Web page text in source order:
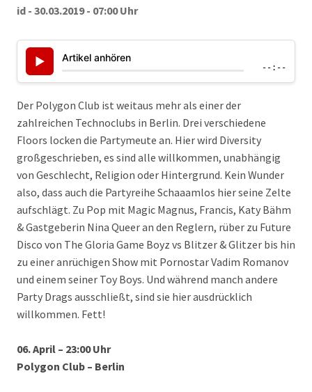
id - 30.03.2019 - 07:00 Uhr
▶ Artikel anhören
--:--
Der Polygon Club ist weitaus mehr als einer der
zahlreichen Technoclubs in Berlin. Drei verschiedene
Floors locken die Partymeute an. Hier wird Diversity
großgeschrieben, es sind alle willkommen, unabhängig
von Geschlecht, Religion oder Hintergrund. Kein Wunder
also, dass auch die Partyreihe Schaaamlos hier seine Zelte
aufschlägt. Zu Pop mit Magic Magnus, Francis, Katy Bähm
& Gastgeberin Nina Queer an den Reglern, rüber zu Future
Disco von The Gloria Game Boyz vs Blitzer & Glitzer bis hin
zu einer anrüchigen Show mit Pornostar Vadim Romanov
und einem seiner Toy Boys. Und während manch andere
Party Drags ausschließt, sind sie hier ausdrücklich
willkommen. Fett!
06. April – 23:00 Uhr
Polygon Club – Berlin